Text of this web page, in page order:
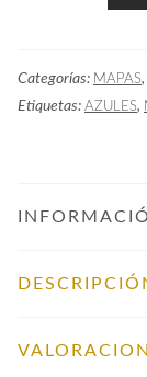
cantidad
Categorías: MAPAS,
Etiquetas: AZULES,